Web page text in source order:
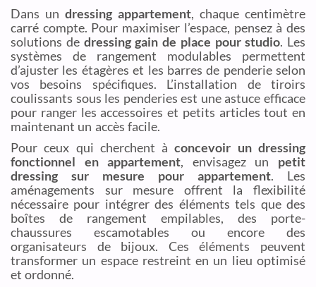
Dans un dressing appartement, chaque centimètre
carré compte. Pour maximiser l’espace, pensez à des
solutions de dressing gain de place pour studio. Les
systèmes de rangement modulables permettent
d’ajuster les étagères et les barres de penderie selon
vos besoins spécifiques. L’installation de tiroirs
coulissants sous les penderies est une astuce efficace
pour ranger les accessoires et petits articles tout en
maintenant un accès facile.
Pour ceux qui cherchent àconcevoir un dressing
fonctionnel en appartement, envisagez un petit
dressing sur mesure pour appartement. Les
aménagements sur mesure offrent la flexibilité
nécessaire pour intégrer des éléments tels que des
boîtes de rangement empilables, des porte-
chaussures escamotables ou encore des
organisateurs de bijoux. Ces éléments peuvent
transformer un espace restreint en un lieu optimisé
et ordonné.